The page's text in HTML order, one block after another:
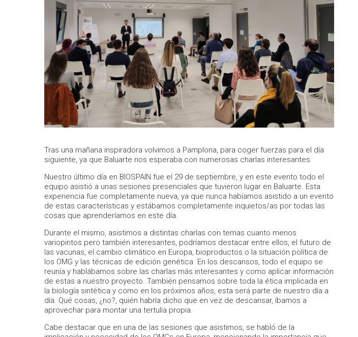
Tras una mañana inspiradora volvimos a Pamplona, para coger fuerzas para el día
siguiente, ya que Baluarte nos esperaba con numerosas charlas interesantes
Nuestro último día en BIOSPAIN fue el 29 de septiembre, y en este evento todo el
equipo asistió a unas sesiones presenciales que tuvieron lugar en Baluarte. Esta
experiencia fue completamente nueva, ya que nunca habíamos asistido a un evento
de estas características y estábamos completamente inquietos/as por todas las
cosas que aprenderíamos en este día.
Durante el mismo, asistimos a distintas charlas con temas cuanto menos
variopintos pero también interesantes, podríamos destacar entre ellos, el futuro de
las vacunas, el cambio climático en Europa, bioproductos o la situación política de
los OMG y las técnicas de edición genética. En los descansos, todo el equipo se
reunía y hablábamos sobre las charlas más interesantes y como aplicar información
de estas a nuestro proyecto. También pensamos sobre toda la ética implicada en
la biología sintética y como en los próximos años, esta será parte de nuestro día a
día. Qué cosas, ¿no?, quién habría dicho que en vez de descansar, íbamos a
aprovechar para montar una tertulia propia.
Cabe destacar que en una de las sesiones que asistimos, se habló de la